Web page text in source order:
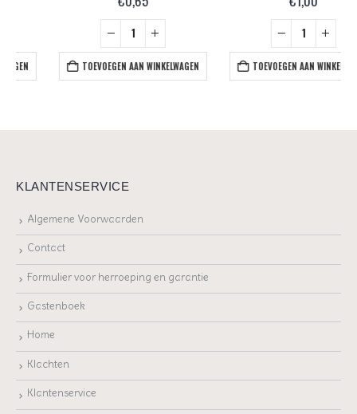
TOEVOEGEN AAN WINKELWAGEN TOEVOEGEN AAN WINKELWAGEN
KLANTENSERVICE
Algemene Voorwaarden
Contact
Formulier voor herroeping en garantie
Gastenboek
Home
Klachten
Klantenservice